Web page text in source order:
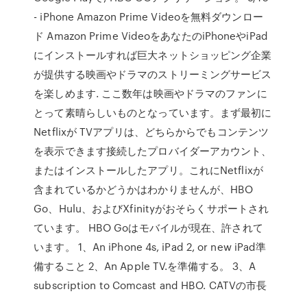
- iPhone Amazon Prime Videoを無料ダウンロー
ド Amazon Prime VideoをあなたのiPhoneやiPad
にインストールすれば巨大ネットショッピング企業
が提供する映画やドラマのストリーミングサービス
を楽しめます. ここ数年は映画やドラマのファンに
とって素晴らしいものとなっています。まず最初に
Netflixが TVアプリは、どちらからでもコンテンツ
を表示できます接続したプロバイダーアカウント、
またはインストールしたアプリ。これにNetflixが
含まれているかどうかはわかりませんが、HBO
Go、Hulu、およびXfinityがおそらくサポートされ
ています。 HBO Goはモバイルが現在、許されて
います。 1、An iPhone 4s, iPad 2, or new iPad準
備すること 2、An Apple TV.を準備する。 3、A
subscription to Comcast and HBO. CATVの市長